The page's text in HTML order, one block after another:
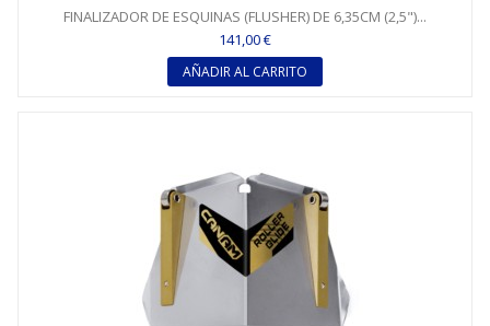
FINALIZADOR DE ESQUINAS (FLUSHER) DE 6,35CM (2,5")...
141,00 €
AÑADIR AL CARRITO